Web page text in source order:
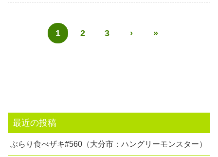
1 2 3 › »
最近の投稿
ぶらり食べザキ#560（大分市：ハングリーモンスター）